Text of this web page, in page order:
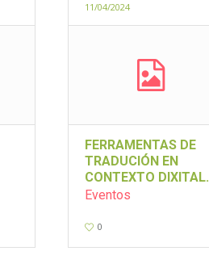
11/04/2024
FERRAMENTAS DE
TRADUCIÓN EN
CONTEXTO DIXITAL.
Eventos
0